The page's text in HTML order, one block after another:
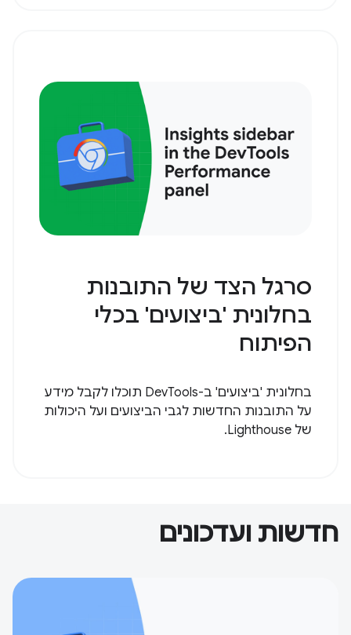
סרגל הצד של התובנות
בחלונית 'ביצועים' בכלי
הפיתוח
בחלונית 'ביצועים' ב-DevTools תוכלו לקבל מידע
על התובנות החדשות לגבי הביצועים ועל היכולות
של Lighthouse.
חדשות ועדכונים